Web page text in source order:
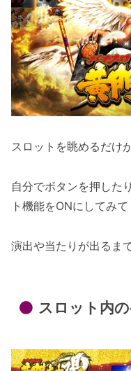
スロットを眺めるだけ
自分でボタンを押した
ト機能をONにしてみて
演出や当たりが出るま
スロット内